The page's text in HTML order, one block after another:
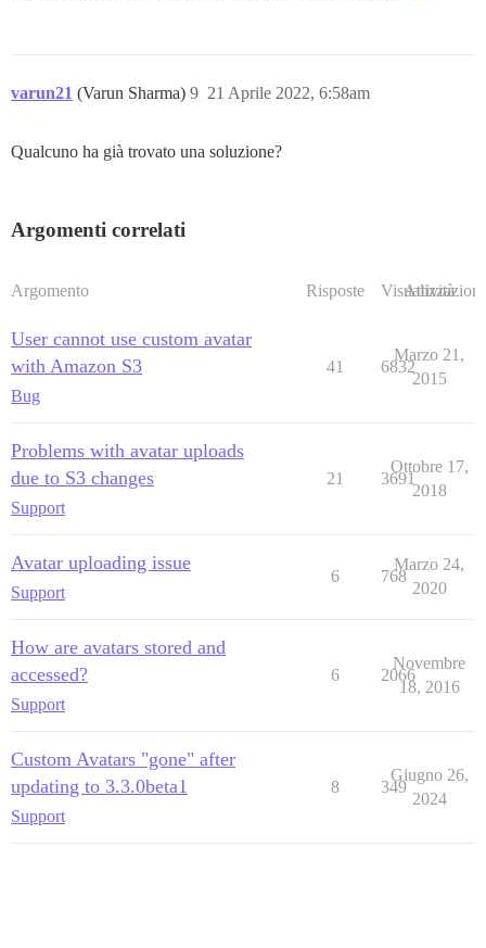
varun21 (Varun Sharma) 21 Aprile 2022, 6:58am
9
Qualcuno ha già trovato una soluzione?
Argomenti correlati
Argomento Risposte Visualizzazioni
Attività
User cannot use custom avatar
with Amazon S3
Bug
41 6832
Marzo 21,
2015
Problems with avatar uploads
due to S3 changes
Support
21 3691
Ottobre 17,
2018
Avatar uploading issue
Support
6 768
Marzo 24,
2020
How are avatars stored and
accessed?
Support
6 2066
Novembre
18, 2016
Custom Avatars "gone" after
updating to 3.3.0beta1
Support
8 349
Giugno 26,
2024